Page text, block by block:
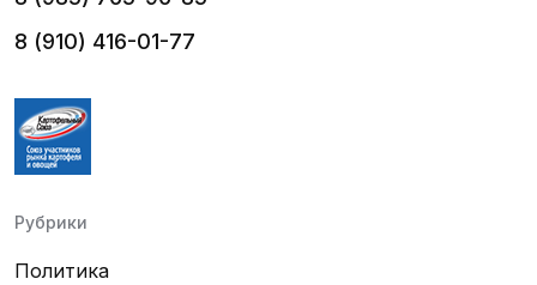
8 (910) 416-01-77
Рубрики
Политика